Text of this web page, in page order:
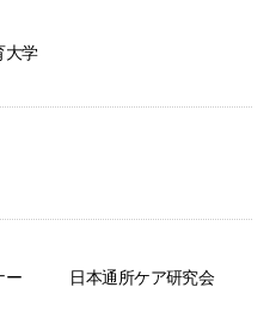
大学
ナー 日本通所ケア研究会